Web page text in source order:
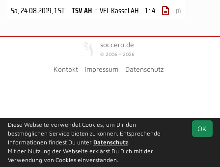
Sa, 24.08.2019, 1.ST TSV AH : VFL Kassel AH 1 : 4 (1)
soccero.de
© 2006 - 2026
Kontakt Impressum Datenschutz
OK
Diese Webseite verwendet Cookies, um Dir den
bestmöglichen Service bieten zu können. Entsprechende
Informationen findest Du unter Datenschutz.
Mit der Nutzung der Webseite erklärst Du Dich mit der
Verwendung von Cookies einverstanden.